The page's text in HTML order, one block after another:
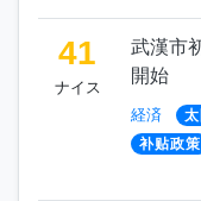
41
ナイス
武漢市
開始
経済
补贴政策